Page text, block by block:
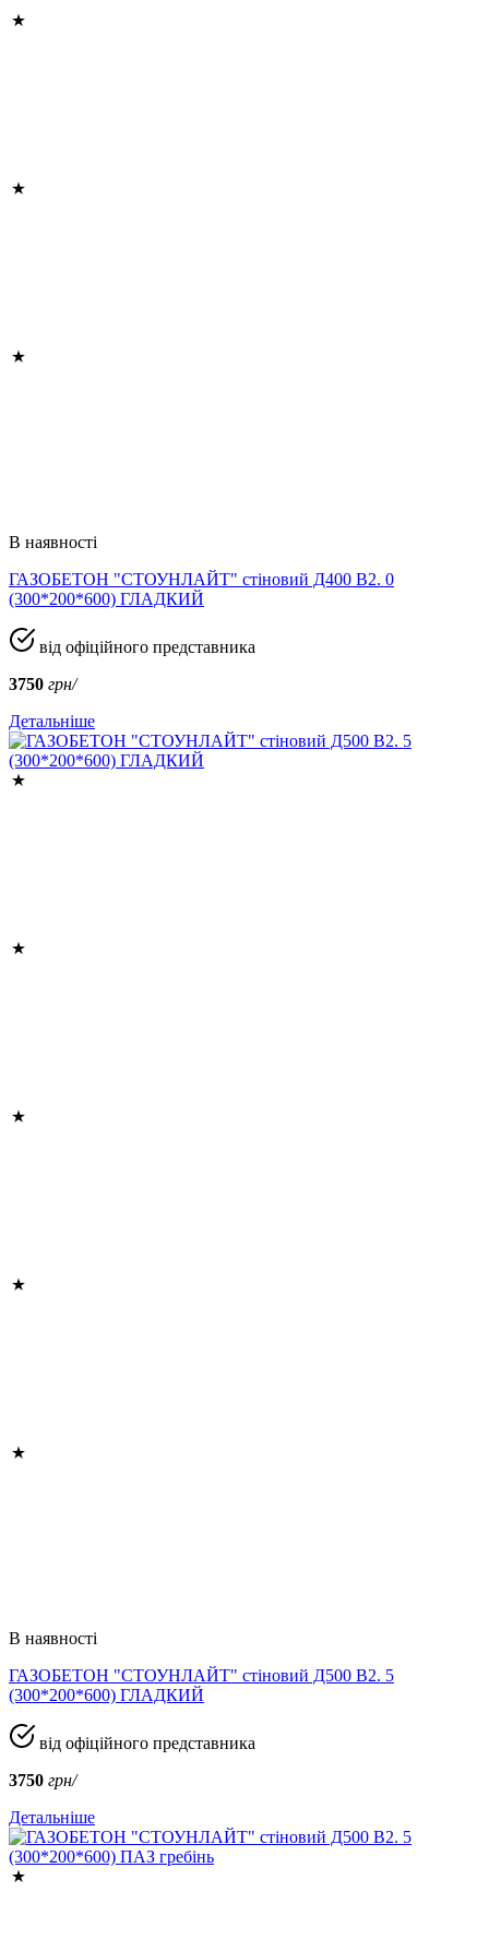
В наявності
ГАЗОБЕТОН "СТОУНЛАЙТ" стіновий Д400 В2. 0
(300*200*600) ГЛАДКИЙ
від офіційного представника
3750 грн/
Детальніше
В наявності
ГАЗОБЕТОН "СТОУНЛАЙТ" стіновий Д500 В2. 5
(300*200*600) ГЛАДКИЙ
від офіційного представника
3750 грн/
Детальніше